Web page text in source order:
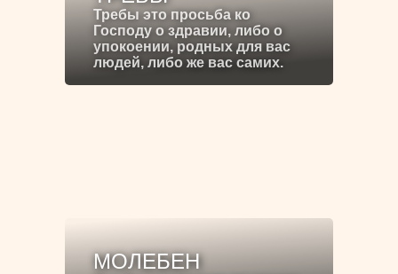
Требы это просьба ко
Господу о здравии, либо о
упокоении, родных для вас
людей, либо же вас самих.
МОЛЕБЕН